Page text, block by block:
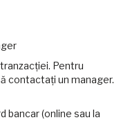
Pentru
contactați un manager.
bancar (online sau la